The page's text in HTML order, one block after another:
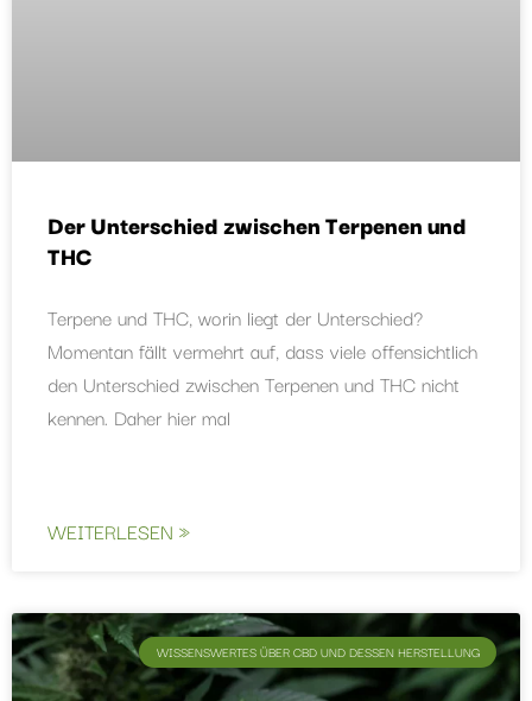
Der Unterschied zwischen Terpenen und
THC
Terpene und THC, worin liegt der Unterschied?
Momentan fällt vermehrt auf, dass viele offensichtlich
den Unterschied zwischen Terpenen und THC nicht
kennen. Daher hier mal
WEITERLESEN »
WISSENSWERTES ÜBER CBD UND DESSEN HERSTELLUNG